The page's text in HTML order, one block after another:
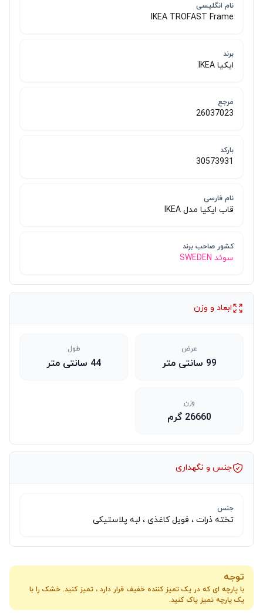
نام انگلیسی
IKEA TROFAST Frame
برند
ایکیا IKEA
مرجع
26037023
بارکد
30573931
نام فارسی
قاب ایکیا مدل IKEA
کشور صاحب برند
سوئد SWEDEN
ابعاد و وزن
عرض
99 سانتی متر
طول
44 سانتی متر
وزن
26660 گرم
جنس و نگهداری
جنس
تخته ذرات ، فویل کاغذی ، لبه پلاستیکی
توجه
با پارچه ای که در یک تمیز کننده خفیف قرار دارد ، تمیز کنید. خشک را با
یک پارچه تمیز پاک کنید.